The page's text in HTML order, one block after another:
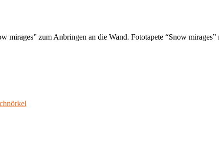
mirages” zum Anbringen an die Wand. Fototapete “Snow